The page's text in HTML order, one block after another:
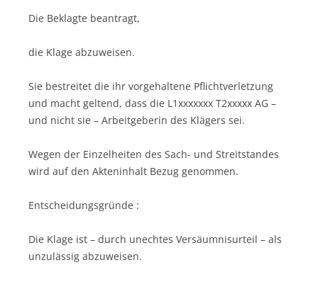
Die Beklagte beantragt,
die Klage abzuweisen.
Sie bestreitet die ihr vorgehaltene Pflichtverletzung
und macht geltend, dass die L1xxxxxxx T2xxxxx AG –
und nicht sie – Arbeitgeberin des Klägers sei.
Wegen der Einzelheiten des Sach- und Streitstandes
wird auf den Akteninhalt Bezug genommen.
Entscheidungsgründe :
Die Klage ist – durch unechtes Versäumnisurteil – als
unzulässig abzuweisen.